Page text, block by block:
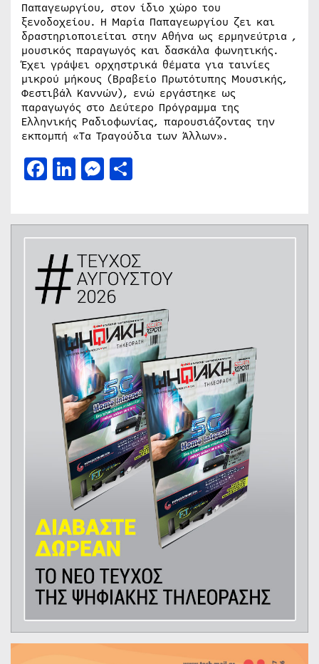
Παπαγεωργίου, στον ίδιο χώρο του
ξενοδοχείου. Η Μαρία Παπαγεωργίου ζει και
δραστηριοποιείται στην Αθήνα ως ερμηνεύτρια ,
μουσικός παραγωγός και δασκάλα φωνητικής.
Έχει γράψει ορχηστρικά θέματα για ταινίες
μικρού μήκους (Βραβείο Πρωτότυπης Μουσικής,
Φεστιβάλ Καννών), ενώ εργάστηκε ως
παραγωγός στο Δεύτερο Πρόγραμμα της
Ελληνικής Ραδιοφωνίας, παρουσιάζοντας την
εκπομπή «Τα Τραγούδια των Άλλων».
Facebook
LinkedIn
Messenger